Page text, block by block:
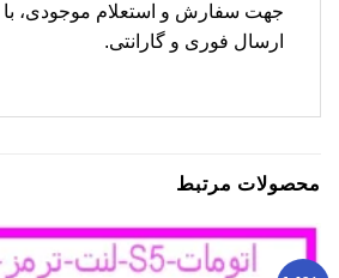
جهت سفارش و استعلام موجودی، با
ارسال فوری و گارانتی.
محصولات مرتبط